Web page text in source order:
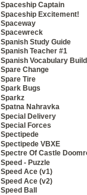
Spaceship Captain
Spaceship Excitement!
Spaceway
Spacewreck
Spanish Study Guide
Spanish Teacher #1
Spanish Vocabulary
Spare Change
Spare Tire
Spark Bugs
Sparkz
Spatna Nahravka
Special Delivery
Special Forces
Spectipede
Spectipede VBXE
Spectre Of Castle
Speed - Puzzle
Speed Ace (v1)
Speed Ace (v2)
Speed Ball